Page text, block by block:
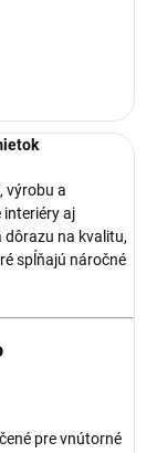
výrobu a
aj
dôrazu na kvalitu,
spĺňajú náročné
pre vnútorné